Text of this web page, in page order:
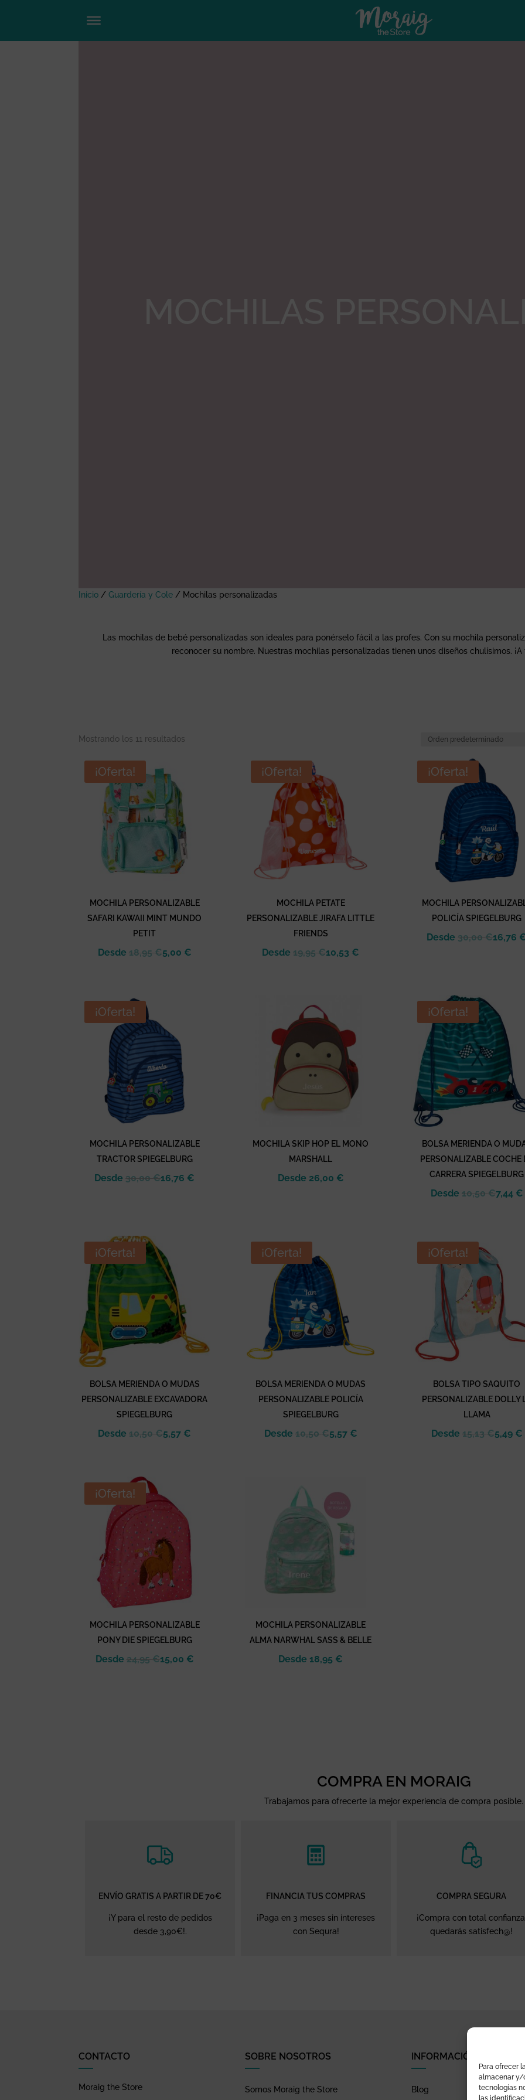
Para ofrecer
almacenar y/
tecnologías
las
Inicio /Guardería y Cole / Mochilas personalizadas
Las mochilas de bebé personalizadas son ideales para ponérselo fácil a las profes. Con su mochila
reconocer su nombre. Nuestras mochilas personalizadas tienen unos diseños chulísimos.
Mostrando los 11 resultados
¡Oferta!
MOCHILA PERSONALIZABLE
SAFARI KAWAII MINT MUNDO
PETIT
Desde 18,95 €5,00 €
¡Oferta!
MOCHILA PETATE
PERSONALIZABLE JIRAFA LITTLE
FRIENDS
Desde 19,95 €10,53 €
¡Oferta!
MOCHILA
POLICÍA SPIEGELBURG
Desde 30,00 €16,76
¡Oferta!
MOCHILA PERSONALIZABLE
TRACTOR SPIEGELBURG
Desde 30,00 €16,76 €
MOCHILA SKIP HOP EL MONO
MARSHALL
Desde 26,00 €
¡Oferta!
BOLSA MERIENDA O
PERSONALIZABLE COCHE
CARRERA SPIEGELBURG
Desde 10,50 €7,44 €
¡Oferta!
BOLSA MERIENDA O MUDAS
PERSONALIZABLE EXCAVADORA
SPIEGELBURG
Desde 10,50 €5,57 €
¡Oferta!
BOLSA MERIENDA O MUDAS
PERSONALIZABLE POLICÍA
SPIEGELBURG
Desde 10,50 €5,57 €
¡Oferta!
BOLSA TIPO SAQUITO
PERSONALIZABLE DOLLY
LLAMA
Desde 15,13 €5,49 €
¡Oferta!
MOCHILA PERSONALIZABLE
PONY DIE SPIEGELBURG
Desde 24,95 €15,00 €
MOCHILA PERSONALIZABLE
ALMA NARWHAL SASS & BELLE
Desde 18,95 €
COMPRA EN MORAIG
Trabajamos para ofrecerte la mejor experiencia de compra posible.
ENVÍO GRATIS A PARTIR DE 70€
¡Y para el resto de pedidos
desde 3,90€!.
FINANCIA TUS COMPRAS
¡Paga en 3 meses sin intereses
con Sequra!
COMPRA SEGURA
¡Compra con total
quedarás satisfech@!
CONTACTO
Moraig the Store
SOBRE NOSOTROS
Somos Moraig the Store
INFORMACIÓN
Blog